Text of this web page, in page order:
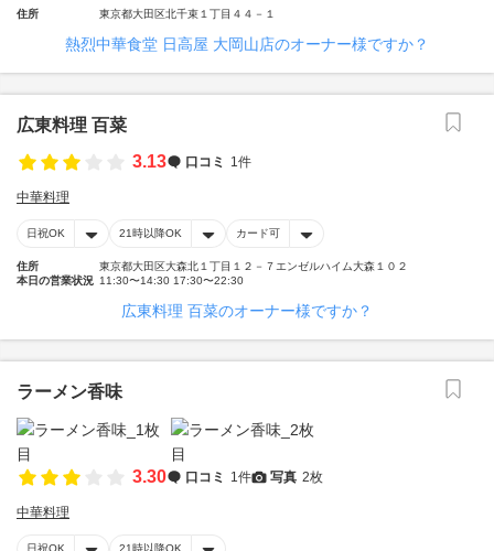
住所 東京都大田区北千束１丁目４４－１
熱烈中華食堂 日高屋 大岡山店のオーナー様ですか？
広東料理 百菜
3.13
口コミ 1件
中華料理
日祝OK 21時以降OK カード可
住所
東京都大田区大森北１丁目１２－７エンゼルハイム大森１０２
本日の営業状況 11:30〜14:30 17:30〜22:30
広東料理 百菜のオーナー様ですか？
ラーメン香味
3.30 口コミ 1件 写真 2枚
中華料理
日祝OK 21時以降OK